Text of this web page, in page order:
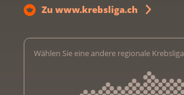
Zu www.krebsliga.ch
Wählen Sie eine andere regionale Krebsliga